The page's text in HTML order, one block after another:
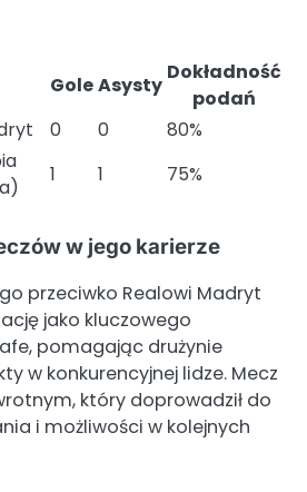
GoleAsysty
Dokładność
podań
0 0
80%
1 1 75%
w jego karierze
przeciwko Realowi Madryt
jako kluczowego
pomagając drużynie
w konkurencyjnej lidze. Mecz
który doprowadził do
i możliwości w kolejnych